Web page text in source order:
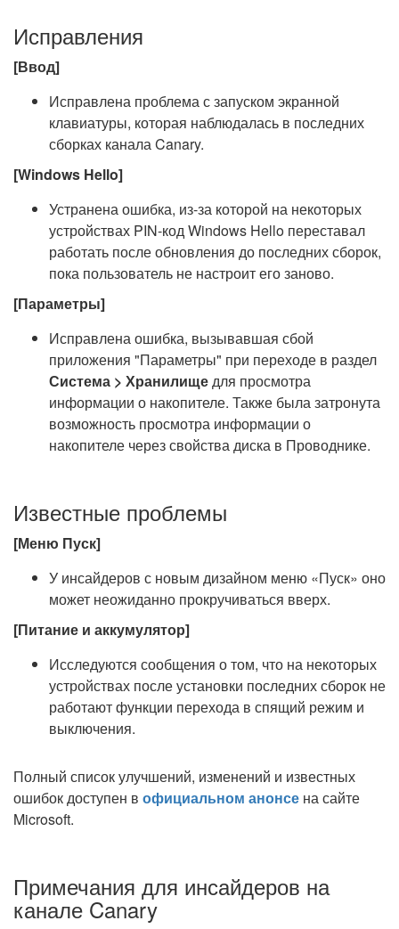
Исправления
[Ввод]
Исправлена проблема с запуском экранной
клавиатуры, которая наблюдалась в последних
сборках канала Canary.
[Windows Hello]
Устранена ошибка, из-за которой на некоторых
устройствах PIN-код Windows Hello переставал
работать после обновления до последних сборок,
пока пользователь не настроит его заново.
[Параметры]
Исправлена ошибка, вызывавшая сбой
приложения "Параметры" при переходе в раздел
Система > Хранилищедля просмотра
информации о накопителе. Также была затронута
возможность просмотра информации о
накопителе через свойства диска в Проводнике.
Известные проблемы
[Меню Пуск]
У инсайдеров с новым дизайном меню «Пуск» оно
может неожиданно прокручиваться вверх.
[Питание и аккумулятор]
Исследуются сообщения о том, что на некоторых
устройствах после установки последних сборок не
работают функции перехода в спящий режим и
выключения.
Полный список улучшений, изменений и известных
ошибок доступен в официальном анонсе на сайте
Microsoft.
Примечания для инсайдеров на
канале Canary